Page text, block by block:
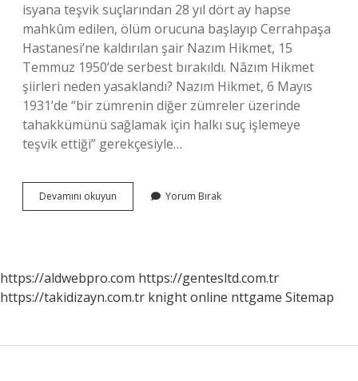
isyana teşvik suçlarından 28 yıl dört ay hapse
mahkûm edilen, ölüm orucuna başlayıp Cerrahpaşa
Hastanesi’ne kaldırılan şair Nazım Hikmet, 15
Temmuz 1950’de serbest bırakıldı. Nâzım Hikmet
şiirleri neden yasaklandı? Nazım Hikmet, 6 Mayıs
1931’de “bir zümrenin diğer zümreler üzerinde
tahakkümünü sağlamak için halkı suç işlemeye
teşvik ettiği” gerekçesiyle…
Devamını okuyun
Hikmet
Yorum Bırak
https://aldwebpro.com https://gentesltd.com.tr
https://takidizayn.com.tr knight online nttgame Sitemap